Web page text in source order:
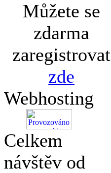
Můžete se
zdarma
zaregistrovat
zde
Webhosting
Celkem
návštěv od